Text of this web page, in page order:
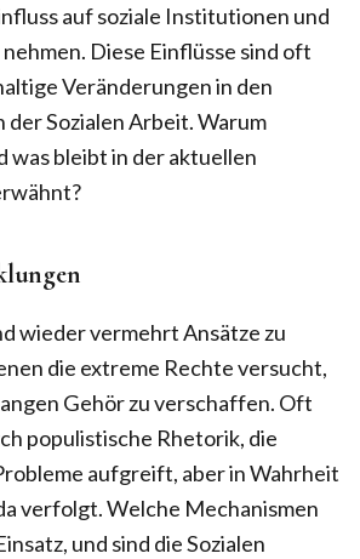
auf soziale Institutionen und
Diese Einflüsse sind oft
Veränderungen in den
Sozialen Arbeit. Warum
was bleibt in der aktuellen
wieder vermehrt Ansätze zu
die extreme Rechte versucht,
Gehör zu verschaffen. Oft
populistische Rhetorik, die
aufgreift, aber in Wahrheit
verfolgt. Welche Mechanismen
und sind die Sozialen